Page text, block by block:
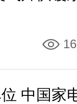
中国家